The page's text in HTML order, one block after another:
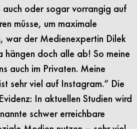
auch oder sogar vorrangig auf
müsse, um maximale
war der Medienexpertin Dilek
hängen doch alle ab! So meine
auch im Privaten. Meine
sehr viel auf Instagram.“ Die
In aktuellen Studien wird
schwer erreichbare